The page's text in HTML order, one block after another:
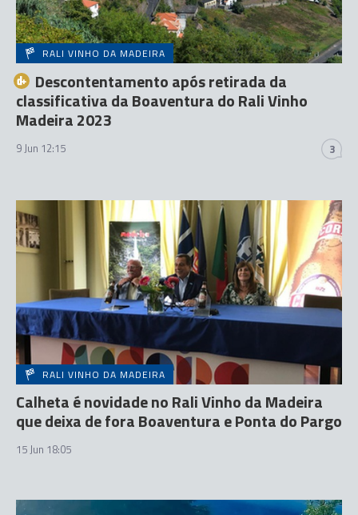
RALI VINHO DA MADEIRA
Descontentamento após retirada da
classificativa da Boaventura do Rali Vinho
Madeira 2023
9 Jun 12:15 3
RALI VINHO DA MADEIRA
Calheta é novidade no Rali Vinho da Madeira
que deixa de fora Boaventura e Ponta do Pargo
15 Jun 18:05